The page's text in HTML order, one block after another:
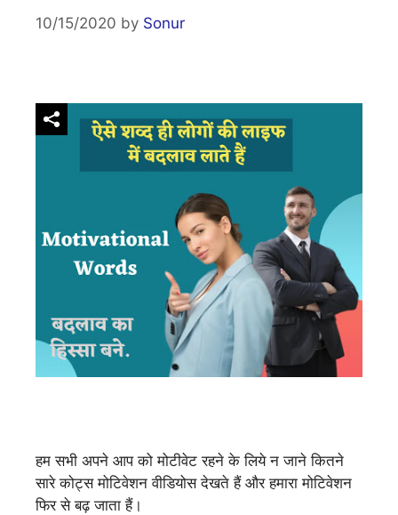
10/15/2020 by Sonur
हम सभी अपने आप को मोटीवेट रहने के लिये न जाने कितने
सारे कोट्स मोटिवेशन वीडियोस देखते हैं और हमारा मोटिवेशन
फिर से बढ़ जाता हैं।